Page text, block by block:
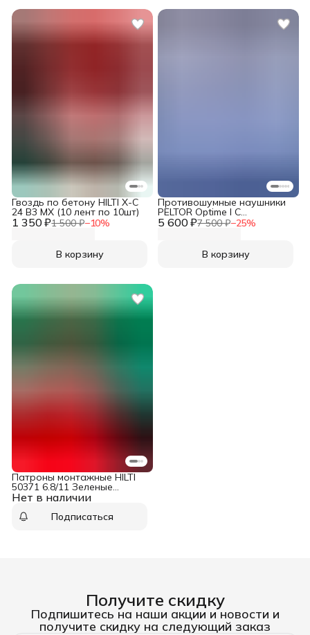
1 350 ₽1 500 ₽−10%
Гвоздь по бетону HILTI X-C
24 B3 MX (10 лент по 10шт)
В корзину
5 600 ₽7 500 ₽−25%
Противошумные наушники
PELTOR Optime I С
затылочным оголовьем
В корзину
Нет в наличии
Патроны монтажные HILTI
50371 6.8/11 Зеленые
(10лент по 10 шт.)
Подписаться
Получите скидку
Подпишитесь на наши акции и новости и
получите скидку на следующий заказ